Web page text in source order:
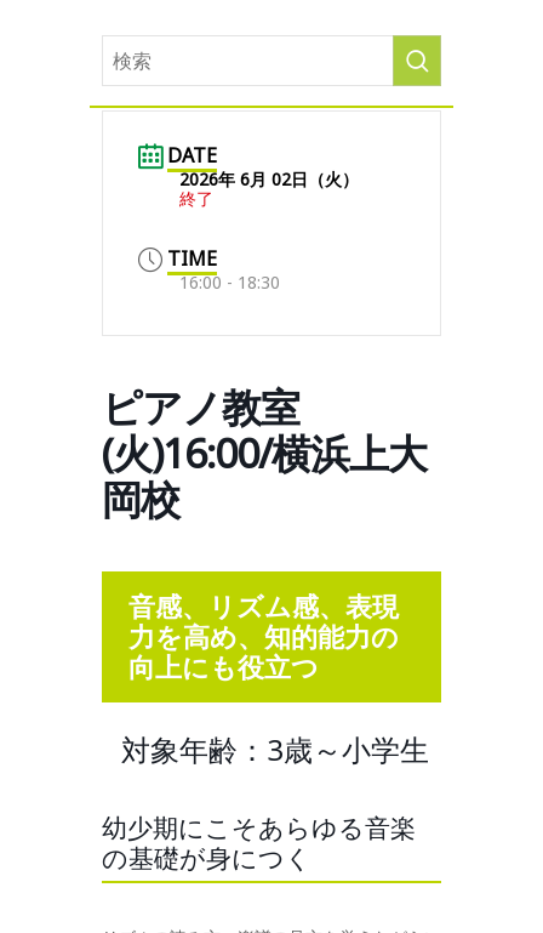
DATE
2026年 6月 02日（火）
終了
TIME
16:00 - 18:30
ピアノ教室
(火)16:00/横浜上大
岡校
音感、リズム感、表現
力を高め、知的能力の
向上にも役立つ
対象年齢：3歳～小学生
幼少期にこそあらゆる音楽
の基礎が身につく